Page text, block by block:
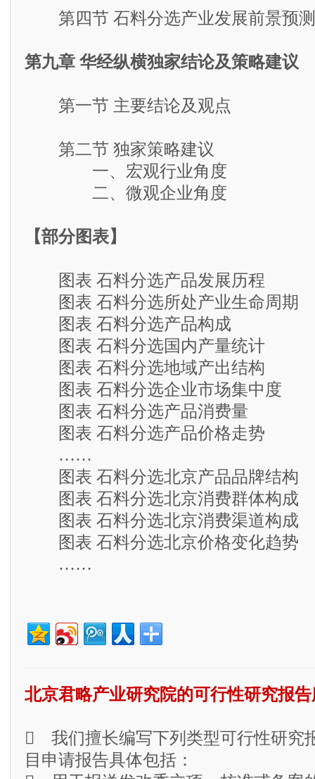
第四节 石料分选产业发展前景预测
第九章 华经纵横独家结论及策略建议
第一节 主要结论及观点
第二节 独家策略建议
一、宏观行业角度
二、微观企业角度
【部分图表】
图表 石料分选产品发展历程
图表 石料分选所处产业生命周期
图表 石料分选产品构成
图表 石料分选国内产量统计
图表 石料分选地域产出结构
图表 石料分选企业市场集中度
图表 石料分选产品消费量
图表 石料分选产品价格走势
……
图表 石料分选北京产品品牌结构
图表 石料分选北京消费群体构成
图表 石料分选北京消费渠道构成
图表 石料分选北京价格变化趋势
……
北京君略产业研究院的可行性研究报
 我们擅长编写下列类型可行性研究
目申请报告具体包括：